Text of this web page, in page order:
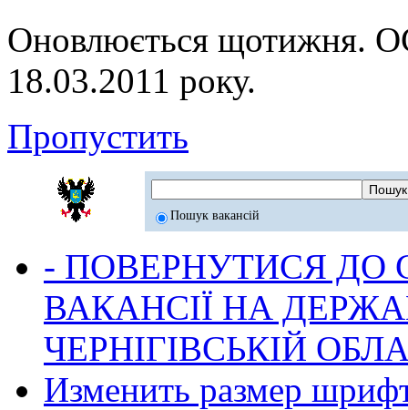
Оновлюється
18.03.2011 року.
Пропустить
Пошук вакансій
- ПОВЕРНУТИСЯ ДО
ВАКАНСІЇ НА
ЧЕРНІГІВСЬКІЙ
Изменить размер